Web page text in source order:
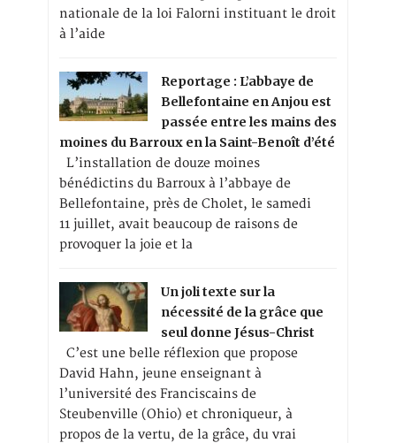
nationale de la loi Falorni instituant le droit
à l’aide
Reportage : L’abbaye de
Bellefontaine en Anjou est
passée entre les mains des
moines du Barroux en la Saint-Benoît d’été
L’installation de douze moines
bénédictins du Barroux à l’abbaye de
Bellefontaine, près de Cholet, le samedi
11 juillet, avait beaucoup de raisons de
provoquer la joie et la
Un joli texte sur la
nécessité de la grâce que
seul donne Jésus-Christ
C’est une belle réflexion que propose
David Hahn, jeune enseignant à
l’université des Franciscains de
Steubenville (Ohio) et chroniqueur, à
propos de la vertu, de la grâce, du vrai